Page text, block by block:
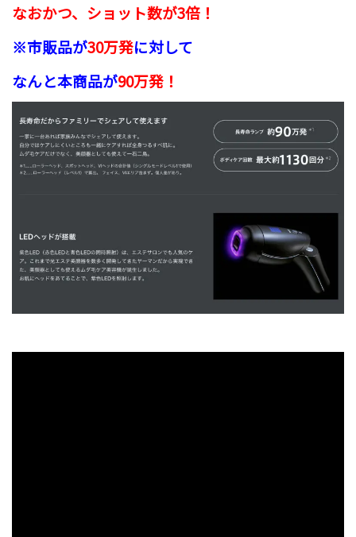
なおかつ、ショット数が3倍！
※市販品が30万発に対して
なんと本商品が90万発！